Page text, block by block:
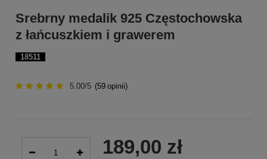
18511
Srebrny medalik 925 Częstochowska
z łańcuszkiem i grawerem
5.00/5 (59 opinii)
189,00 zł